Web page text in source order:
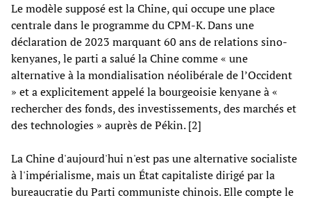
Le modèle supposé est la Chine, qui occupe une place
centrale dans le programme du CPM-K. Dans une
déclaration de 2023 marquant 60 ans de relations sino-
kenyanes, le parti a salué la Chine comme « une
alternative à la mondialisation néolibérale de l’Occident
» et a explicitement appelé la bourgeoisie kenyane à «
rechercher des fonds, des investissements, des marchés et
des technologies » auprès de Pékin. [2]
La Chine d'aujourd'hui n'est pas une alternative socialiste
à l'impérialisme, mais un État capitaliste dirigé par la
bureaucratie du Parti communiste chinois. Elle compte le